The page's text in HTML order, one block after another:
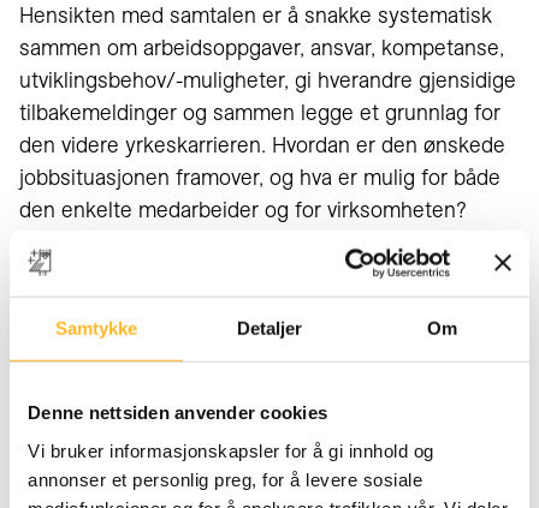
Samtykke Detaljer Om
Denne nettsiden anvender cookies
Vi bruker informasjonskapsler for å gi innhold og
annonser et personlig preg, for å levere sosiale
Hensikten med samtalen er å snakke systematisk
sammen om arbeidsoppgaver, ansvar, kompetanse,
utviklingsbehov/-muligheter, gi hverandre gjensidige
tilbakemeldinger og sammen legge et grunnlag for
den videre yrkeskarrieren. Hvordan er den ønskede
jobbsituasjonen framover, og hva er mulig for både
den enkelte medarbeider og for virksomheten?
Utvikling
å beholde og videreutvikle sine seniorer. I tillegg til å
handler også denne samtalen om å identifisere
hvordan du som leder kan påvirke hverdagen til
medarbeideren din.